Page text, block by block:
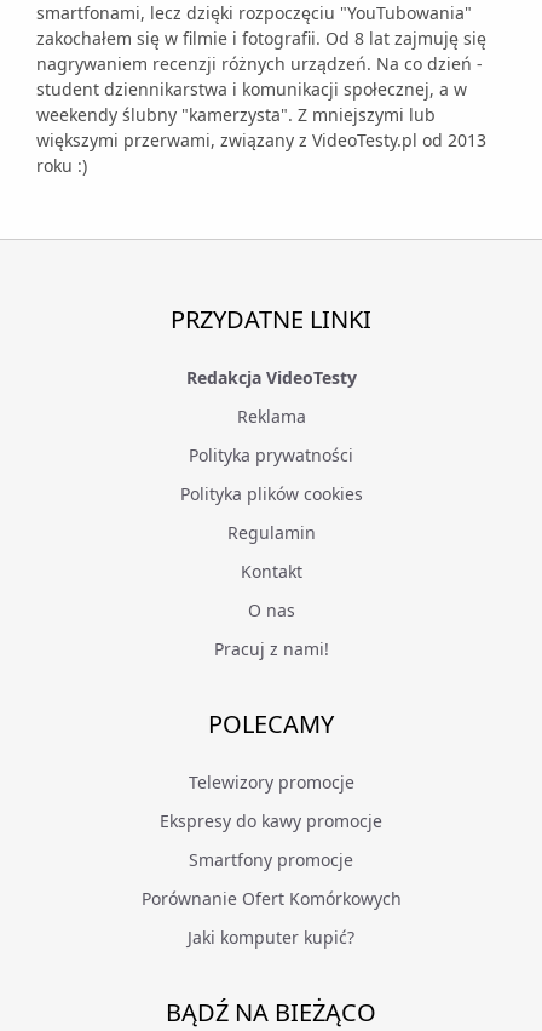
smartfonami, lecz dzięki rozpoczęciu "YouTubowania"
zakochałem się w filmie i fotografii. Od 8 lat zajmuję się
nagrywaniem recenzji różnych urządzeń. Na co dzień -
student dziennikarstwa i komunikacji społecznej, a w
weekendy ślubny "kamerzysta". Z mniejszymi lub
większymi przerwami, związany z VideoTesty.pl od 2013
roku :)
PRZYDATNE LINKI
Redakcja VideoTesty
Reklama
Polityka prywatności
Polityka plików cookies
Regulamin
Kontakt
O nas
Pracuj z nami!
POLECAMY
Telewizory promocje
Ekspresy do kawy promocje
Smartfony promocje
Porównanie Ofert Komórkowych
Jaki komputer kupić?
BĄDŹ NA BIEŻĄCO